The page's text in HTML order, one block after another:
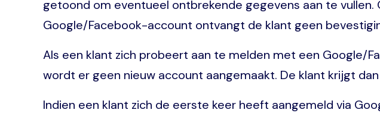
getoond om eventueel ontbrekende gegevens aan te
Google/Facebook-account ontvangt de klant geen
Als een klant zich probeert aan te melden met een Google/
wordt er geen nieuw account aangemaakt. De klant krijgt
Indien een klant zich de eerste keer heeft aangemeld via